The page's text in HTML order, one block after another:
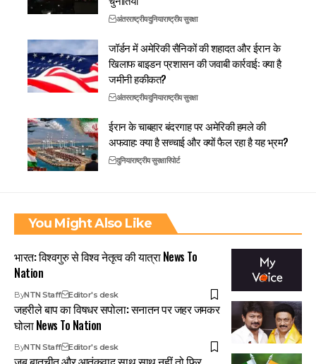
अंतरराष्ट्रीयदुनियाराष्ट्रीय सुरक्षा
जॉर्डन में अमेरिकी सैनिकों की शहादत और ईरान के
खिलाफ बाइडन प्रशासन की जवाबी कार्रवाई: क्या है
जमीनी हकीकत?
अंतरराष्ट्रीयदुनियाराष्ट्रीय सुरक्षा
ईरान के चाबहार बंदरगाह पर अमेरिकी हमले की
अफवाह: क्या है सच्चाई और क्यों फैल रहा है यह भ्रम?
दुनियाराष्ट्रीय सुरक्षारिपोर्ट
You Might Also Like
भारत: विश्वगुरु से विश्व नेतृत्व की यात्रा News To
Nation
ByNTN Staff Editor's desk
जहरीले बाप का विषधर सपोला: सनातन पर जहर जमकर
घोला News To Nation
ByNTN Staff Editor's desk